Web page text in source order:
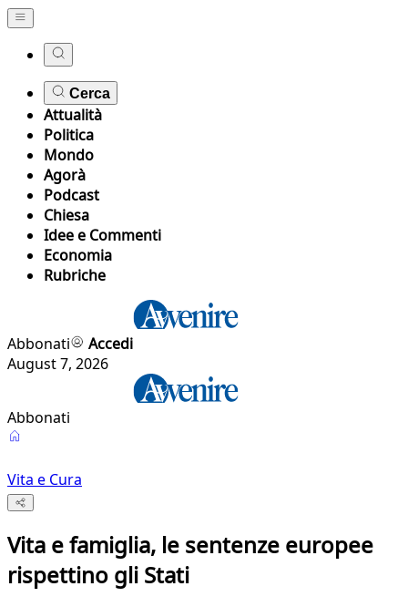
Cerca
Attualità
Politica
Mondo
Agorà
Podcast
Chiesa
Idee e Commenti
Economia
Rubriche
Abbonati
Accedi
August 7, 2026
Abbonati
Vita e Cura
Vita e famiglia, le sentenze europee
rispettino gli Stati